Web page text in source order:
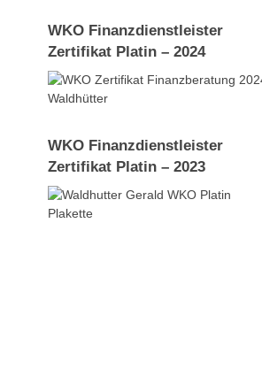
WKO Finanzdienstleister
Zertifikat Platin – 2024
WKO Finanzdienstleister
Zertifikat Platin – 2023